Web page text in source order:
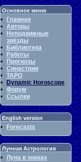
Основное меню
•
Главная
• Авторы
•
Неподвижные
звёзды
•
Библиотека
•
Работы
•
Прогнозы
• Синастрии
• ТАРО
•
Dynamic Horoscope
• Форум
• Ссылки
English version
• Forecasts
Лунная Астрология
• Луна в знаках